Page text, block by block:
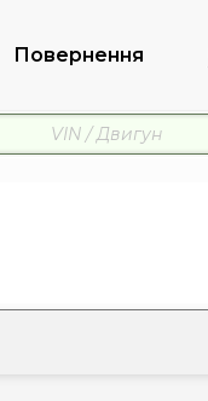
Повернення